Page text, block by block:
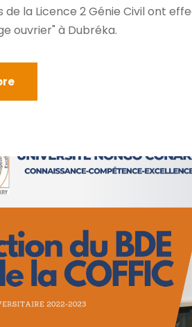
de la Licence 2 Génie Civil ont
ouvrier" à Dubréka.